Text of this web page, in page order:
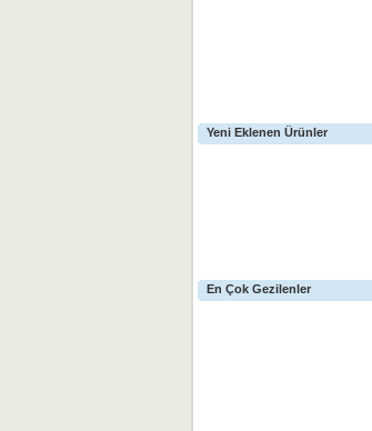
Yeni Eklenen Ürünler
En Çok Gezilenler